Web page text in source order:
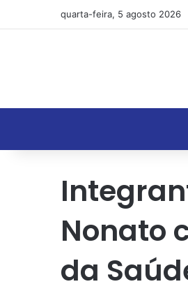
quarta-feira, 5 agosto 2026
Nonato
da